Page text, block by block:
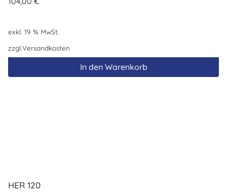
exkl. 19 % MwSt.
zzgl.Versandkosten
In den Warenkorb
HER 120